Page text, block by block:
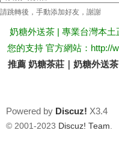
送
茶
請跳轉後，手動添加好友，謝謝
奶糖外送茶 | 專業台灣本
您的支持 官方網站：http://
推薦 奶糖茶莊｜奶糖外送
Powered by Discuz! X3.4
© 2001-2023 Discuz! Team.